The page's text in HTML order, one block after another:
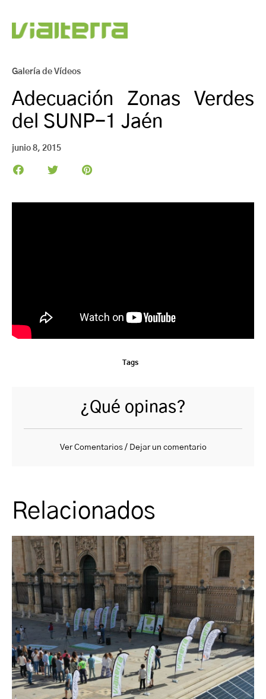
Galería de Vídeos
Adecuación Zonas Verdes
del SUNP-1 Jaén
junio 8, 2015
Tags
¿Qué opinas?
Ver Comentarios / Dejar un comentario
Relacionados